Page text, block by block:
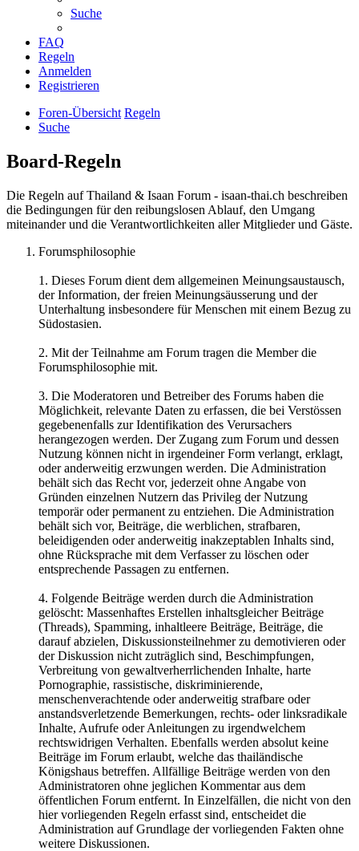
Suche
FAQ
Regeln
Anmelden
Registrieren
Foren-Übersicht Regeln
Suche
Board-Regeln
Die Regeln auf Thailand & Isaan Forum - isaan-thai.ch beschreiben
die Bedingungen für den reibungslosen Ablauf, den Umgang
miteinander und die Verantwortlichkeiten aller Mitglieder und Gäste.
Forumsphilosophie
1. Dieses Forum dient dem allgemeinen Meinungsaustausch,
der Information, der freien Meinungsäusserung und der
Unterhaltung insbesondere für Menschen mit einem Bezug zu
Südostasien.
2. Mit der Teilnahme am Forum tragen die Member die
Forumsphilosophie mit.
3. Die Moderatoren und Betreiber des Forums haben die
Möglichkeit, relevante Daten zu erfassen, die bei Verstössen
gegebenenfalls zur Identifikation des Verursachers
herangezogen werden. Der Zugang zum Forum und dessen
Nutzung können nicht in irgendeiner Form verlangt, erklagt,
oder anderweitig erzwungen werden. Die Administration
behält sich das Recht vor, jederzeit ohne Angabe von
Gründen einzelnen Nutzern das Privileg der Nutzung
temporär oder permanent zu entziehen. Die Administration
behält sich vor, Beiträge, die werblichen, strafbaren,
beleidigenden oder anderweitig inakzeptablen Inhalts sind,
ohne Rücksprache mit dem Verfasser zu löschen oder
entsprechende Passagen zu entfernen.
4. Folgende Beiträge werden durch die Administration
gelöscht: Massenhaftes Erstellen inhaltsgleicher Beiträge
(Threads), Spamming, inhaltleere Beiträge, Beiträge, die
darauf abzielen, Diskussionsteilnehmer zu demotivieren oder
der Diskussion nicht zuträglich sind, Beschimpfungen,
Verbreitung von gewaltverherrlichenden Inhalte, harte
Pornographie, rassistische, diskriminierende,
menschenverachtende oder anderweitig strafbare oder
anstandsverletzende Bemerkungen, rechts- oder linksradikale
Inhalte, Aufrufe oder Anleitungen zu irgendwelchem
rechtswidrigen Verhalten. Ebenfalls werden absolut keine
Beiträge im Forum erlaubt, welche das thailändische
Königshaus betreffen. Allfällige Beiträge werden von den
Administratoren ohne jeglichen Kommentar aus dem
öffentlichen Forum entfernt. In Einzelfällen, die nicht von den
hier vorliegenden Regeln erfasst sind, entscheidet die
Administration auf Grundlage der vorliegenden Fakten ohne
weitere Diskussionen.